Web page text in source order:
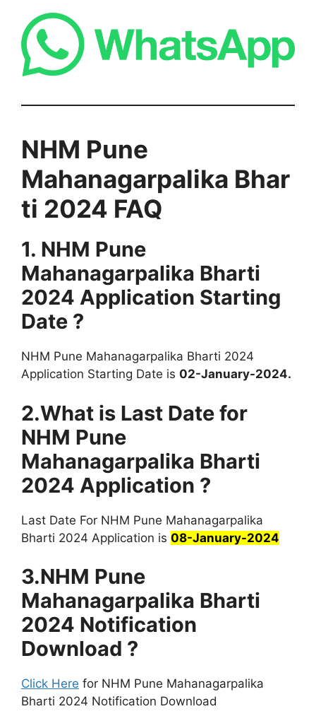
NHM Pune
Mahanagarpalika Bhar
ti 2024 FAQ
1. NHM Pune
Mahanagarpalika Bharti
2024 Application Starting
Date ?
NHM Pune Mahanagarpalika Bharti 2024
Application Starting Date is 02-January-2024.
2.What is Last Date for
NHM Pune
Mahanagarpalika Bharti
2024 Application ?
Last Date For NHM Pune Mahanagarpalika
Bharti 2024 Application is 08-January-2024
3.NHM Pune
Mahanagarpalika Bharti
2024 Notification
Download ?
Click Here for NHM Pune Mahanagarpalika
Bharti 2024 Notification Download